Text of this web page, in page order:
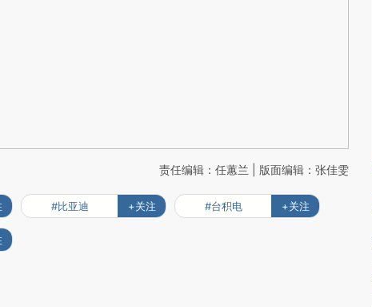
责任编辑：任蕙兰 | 版面编辑：张佳雯
#比亚迪 +关注 #台积电 +关注